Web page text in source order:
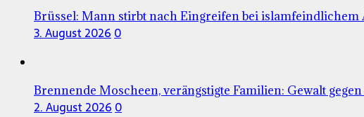
Brüssel: Mann stirbt nach Eingreifen bei
3. August 2026 0
Brennende Moscheen, verängstigte Familien: Gewalt
2. August 2026 0